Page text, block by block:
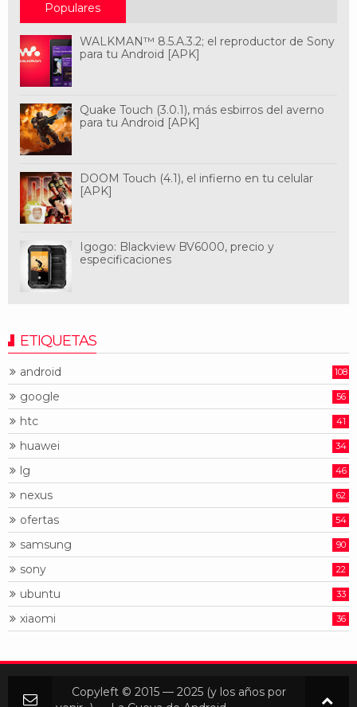
Populares
WALKMAN™ 8.5.A.3.2; el reproductor de Sony
para tu Android [APK]
Quake Touch (3.0.1), más esbirros del averno
para tu Android [APK]
DOOM Touch (4.1), el infierno en tu celular
[APK]
Igogo: Blackview BV6000, precio y
especificaciones
ETIQUETAS
android 108
google 56
htc 41
huawei 34
lg 46
nexus 62
ofertas 54
samsung 90
sony 22
ubuntu 33
xiaomi 36
Copyleft © 2015 — 2025 (y los años por